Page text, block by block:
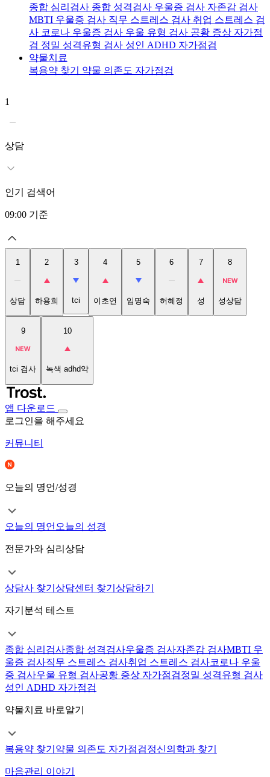
종합 심리검사 종합 성격검사 우울증 검사 자존감 검사
MBTI 우울증 검사 직무 스트레스 검사 취업 스트레스 검
사 코로나 우울증 검사 우울 유형 검사 공황 증상 자가점
검 정밀 성격유형 검사 성인 ADHD 자가점검
약물치료
복용약 찾기 약물 의존도 자가점검
1
상담
인기 검색어
09:00 기준
1
상담
2
하용희
3
tci
4
이초연
5
임명숙
6
허혜정
7
성
8
성상담
9
tci 검사
10
녹색 adhd약
앱 다운로드
로그인을 해주세요
커뮤니티
오늘의 명언/성경
오늘의 명언 오늘의 성경
전문가와 심리상담
상담사 찾기 상담센터 찾기 상담하기
자기분석 테스트
종합 심리검사종합 성격검사우울증 검사자존감 검사MBTI 우
울증 검사직무 스트레스 검사취업 스트레스 검사코로나 우울
증 검사우울 유형 검사공황 증상 자가점검정밀 성격유형 검사
성인 ADHD 자가점검
약물치료 바로알기
복용약 찾기 약물 의존도 자가점검정신의학과 찾기
마음관리 이야기